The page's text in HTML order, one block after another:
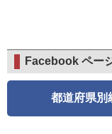
Facebook ペー
都道府県別